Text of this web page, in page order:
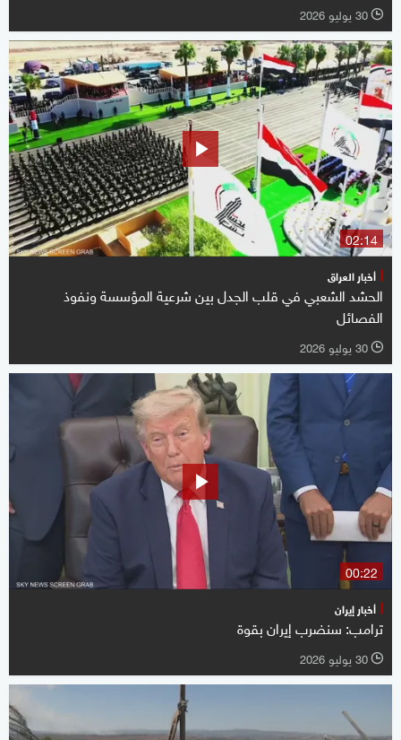
l 30 يوليو 2026
02:14
أخبار العراق
الحشد الشعبي في قلب الجدل بين شرعية المؤسسة ونفوذ
الفصائل
l 30 يوليو 2026
00:22
أخبار إيران
ترامب: سنضرب إيران بقوة
l 30 يوليو 2026